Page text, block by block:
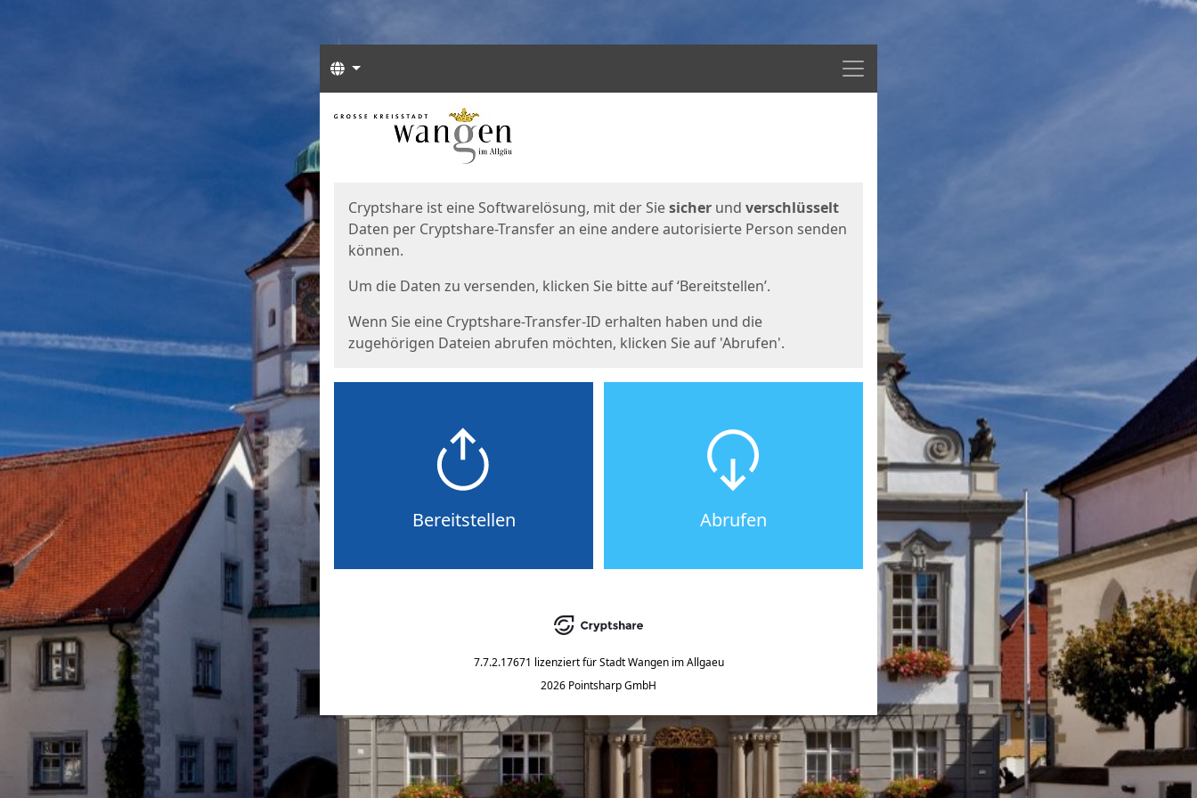
Menü
Sprachen
Start
Cryptshare ist eine Softwarelösung, mit der Siesicher und verschlüsselt
Daten per Cryptshare-Transfer an eine andere autorisierte Person senden
können.
Um die Daten zu versenden, klicken Sie bitte auf ‘Bereitstellen’.
Wenn Sie eine Cryptshare-Transfer-ID erhalten haben und die
zugehörigen Dateien abrufen möchten, klicken Sie auf 'Abrufen'.
Bereitstellen Abrufen
7.7.2.17671 lizenziert für Stadt Wangen im Allgaeu
2026 Pointsharp GmbH